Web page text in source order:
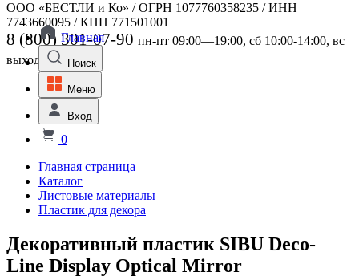
ООО «БЕСТЛИ и Ко» / ОГРН 1077760358235 / ИНН
7743660095 / КПП 771501001
8 (800) 301-07-90 пн-пт 09:00—19:00, сб 10:00-14:00, вс
выходной
Главная
Поиск
Меню
Вход
0
Главная страница
Каталог
Листовые материалы
Пластик для декора
Декоративный пластик SIBU Deco-
Line Display Optical Mirror